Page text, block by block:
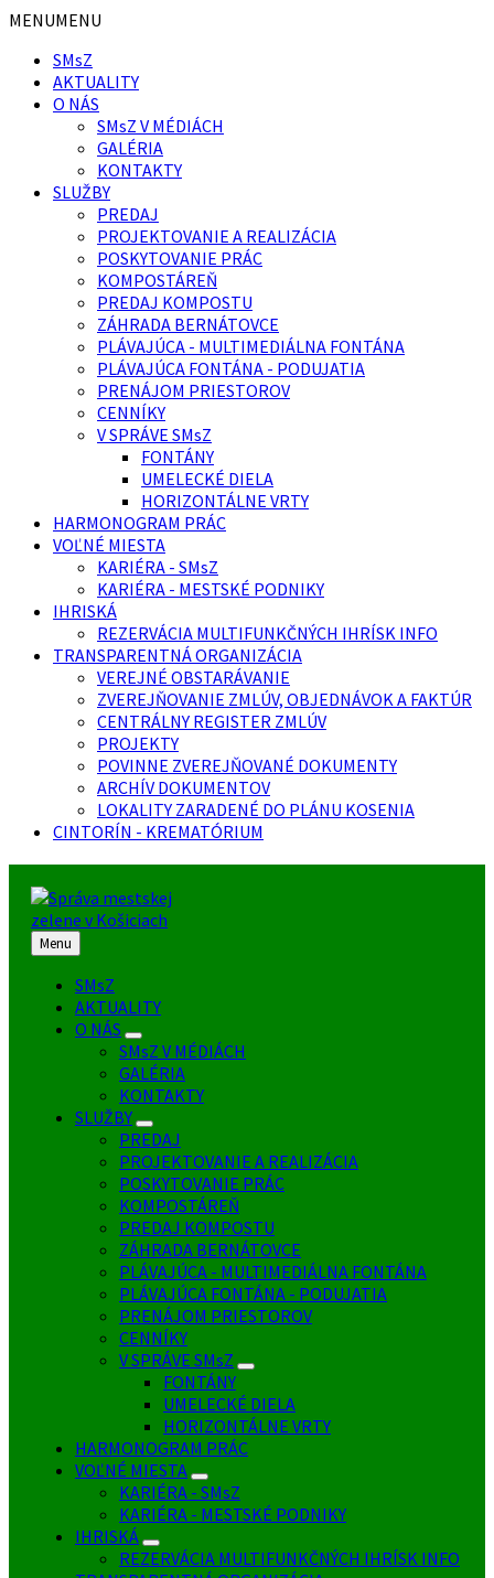
Preskočiť
obsah
Preskočiť
pätičku
MENUMENU
SMsZ
AKTUALITY
O NÁS
SMsZ V MÉDIÁCH
GALÉRIA
KONTAKTY
SLUŽBY
PREDAJ
PROJEKTOVANIE A REALIZÁCIA
POSKYTOVANIE PRÁC
KOMPOSTÁREŇ
PREDAJ KOMPOSTU
ZÁHRADA BERNÁTOVCE
PLÁVAJÚCA - MULTIMEDIÁLNA FONTÁNA
PLÁVAJÚCA FONTÁNA - PODUJATIA
PRENÁJOM PRIESTOROV
CENNÍKY
V SPRÁVE SMsZ
FONTÁNY
UMELECKÉ DIELA
HORIZONTÁLNE VRTY
HARMONOGRAM PRÁC
VOĽNÉ MIESTA
KARIÉRA - SMsZ
KARIÉRA - MESTSKÉ PODNIKY
IHRISKÁ
REZERVÁCIA MULTIFUNKČNÝCH IHRÍSK INFO
TRANSPARENTNÁ ORGANIZÁCIA
VEREJNÉ OBSTARÁVANIE
ZVEREJŇOVANIE ZMLÚV, OBJEDNÁVOK A FAKTÚR
CENTRÁLNY REGISTER ZMLÚV
PROJEKTY
POVINNE ZVEREJŇOVANÉ DOKUMENTY
ARCHÍV DOKUMENTOV
LOKALITY ZARADENÉ DO PLÁNU KOSENIA
CINTORÍN - KREMATÓRIUM
Menu
SMsZ
AKTUALITY
O NÁS
SMsZ V MÉDIÁCH
GALÉRIA
KONTAKTY
SLUŽBY
PREDAJ
PROJEKTOVANIE A REALIZÁCIA
POSKYTOVANIE PRÁC
KOMPOSTÁREŇ
PREDAJ KOMPOSTU
ZÁHRADA BERNÁTOVCE
PLÁVAJÚCA - MULTIMEDIÁLNA FONTÁNA
PLÁVAJÚCA FONTÁNA - PODUJATIA
PRENÁJOM PRIESTOROV
CENNÍKY
V SPRÁVE SMsZ
FONTÁNY
UMELECKÉ DIELA
HORIZONTÁLNE VRTY
HARMONOGRAM PRÁC
VOĽNÉ MIESTA
KARIÉRA - SMsZ
KARIÉRA - MESTSKÉ PODNIKY
IHRISKÁ
REZERVÁCIA MULTIFUNKČNÝCH IHRÍSK INFO